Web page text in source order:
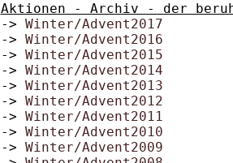
Aktionen - Archiv - der
-> Winter/Advent2017
-> Winter/Advent2016
-> Winter/Advent2015
-> Winter/Advent2014
-> Winter/Advent2013
-> Winter/Advent2012
-> Winter/Advent2011
-> Winter/Advent2010
-> Winter/Advent2009